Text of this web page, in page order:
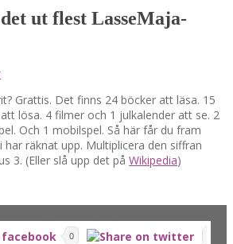
ut flest LasseMaja-
Grattis. Det finns 24 böcker att läsa. 15
lösa. 4 filmer och 1 julkalender att se. 2
Och 1 mobilspel. Så här får du fram
har räknat upp. Multiplicera den siffran
3. (Eller slå upp det på Wikipedia)
0